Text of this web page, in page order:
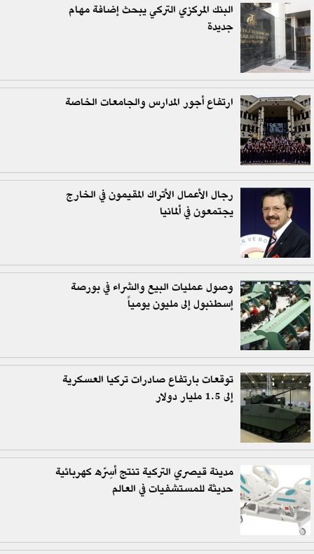
البنك المركزي التركي يبحث إضافة مهام
جديدة
ارتفاع أجور المدارس والجامعات الخاصة
رجال الأعمال الأتراك المقيمون في الخارج
يجتمعون في ألمانيا
وصول عمليات البيع والشراء في بورصة
إسطنبول إلى مليون يومياً
توقعات بارتفاع صادرات تركيا العسكرية
إلى 1.5 مليار دولار
مدينة قيصري التركية تنتج أسِرّه كهربائية
حديثة للمستشفيات في العالم